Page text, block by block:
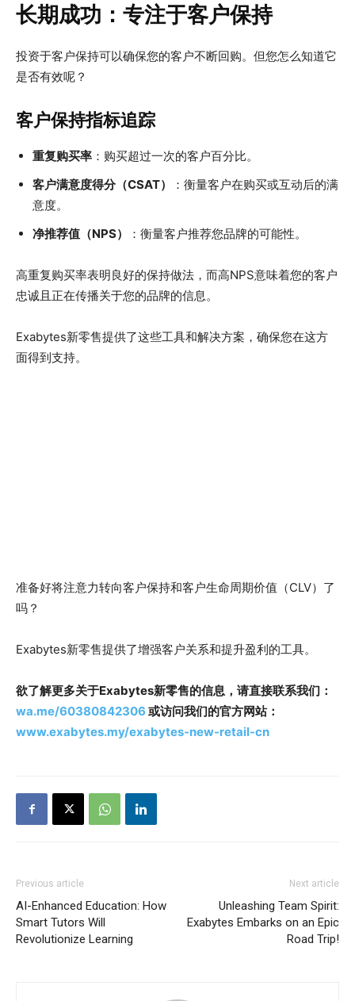
长期成功：专注于客户保持
投资于客户保持可以确保您的客户不断回购。但您怎么知道它
是否有效呢？
客户保持指标追踪
重复购买率 ：购买超过一次的客户百分比。
客户满意度得分（CSAT）
：衡量客户在购买或互动后的满
意度。
净推荐值（NPS）
：衡量客户推荐您品牌的可能性。
高重复购买率表明良好的保持做法，而高NPS意味着您的客户
忠诚且正在传播关于您的品牌的信息。
Exabytes新零售提供了这些工具和解决方案，确保您在这方
面得到支持。
准备好将注意力转向客户保持和客户生命周期价值（CLV）了
吗？
Exabytes新零售提供了增强客户关系和提升盈利的工具。
欲了解更多关于Exabytes新零售的信息，请直接联系我们：
wa.me/60380842306 或访问我们的官方网站：
www.exabytes.my/exabytes-new-retail-cn
Previous article
AI-Enhanced Education: How
Smart Tutors Will
Revolutionize Learning
Next article
Unleashing Team Spirit:
Exabytes Embarks on an Epic
Road Trip!